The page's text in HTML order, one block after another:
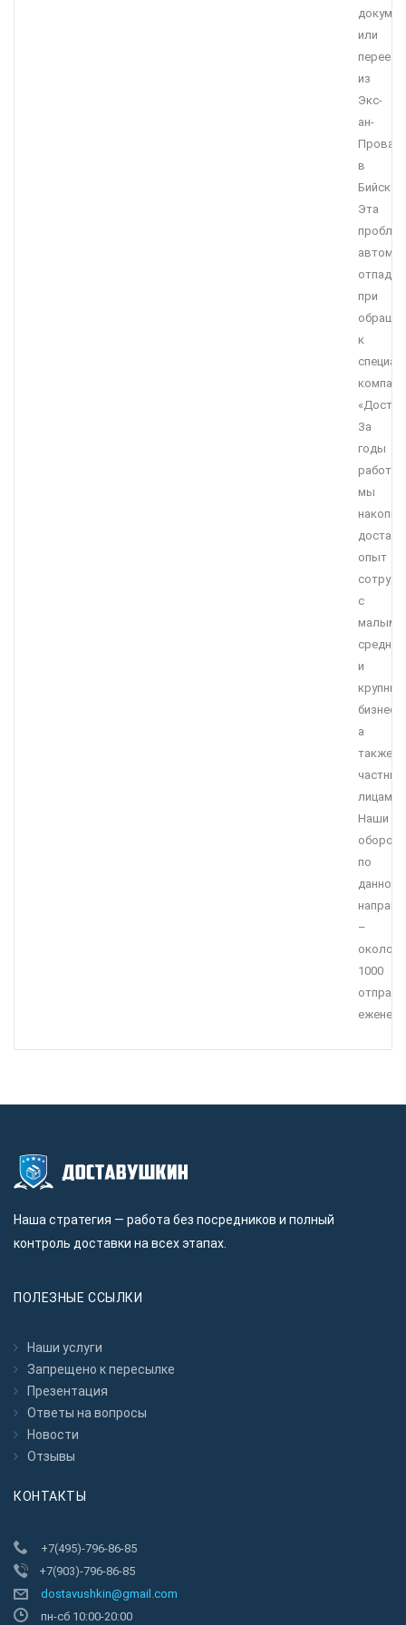
или
переезд
из
Экс-
ан-
Прованс
в
Бийск?
Эта
при
к
За
годы
работы
мы
опыт
с
малым,
средним
и
крупным
а
также
лицами.
Наши
по
данному
–
около
1000
Наша стратегия — работа без посредников и полный
контроль доставки на всех этапах.
ПОЛЕЗНЫЕ ССЫЛКИ
Наши услуги
Запрещено к пересылкe
Презентация
Ответы на вопросы
Новости
Отзывы
КОНТАКТЫ
+7(495)-796-86-85
+7(903)-796-86-85
dostavushkin@gmail.com
пн-сб 10:00-20:00